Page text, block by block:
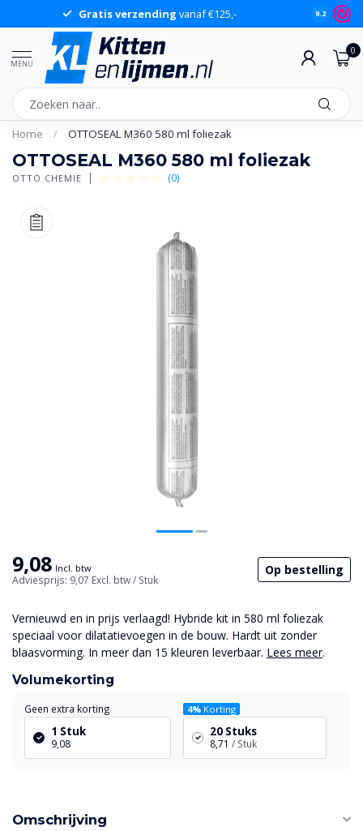
Gratis verzending vanaf €125,- 9.2
MENU
0
Home / OTTOSEAL M360 580 ml foliezak
OTTOSEAL M360 580 ml foliezak
OTTO CHEMIE (0)
9,08 Incl. btw
Adviesprijs: 9,07 Excl. btw/ Stuk
Op bestelling
Vernieuwd en in prijs verlaagd! Hybride kit in 580 ml foliezak
speciaal voor dilatatievoegen in de bouw. Hardt uit zonder
blaasvorming. In meer dan 15 kleuren leverbaar. Lees meer.
Volumekorting
Geen extra korting
1 Stuk
9,08
4% Korting
20 Stuks
8,71 / Stuk
Omschrijving